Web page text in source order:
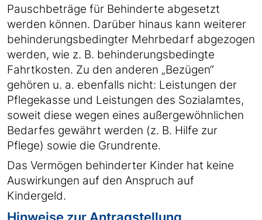
Pauschbeträge für Behinderte abgesetzt
werden können. Darüber hinaus kann weiterer
behinderungsbedingter Mehrbedarf abgezogen
werden, wie z. B. behinderungsbedingte
Fahrtkosten. Zu den anderen „Bezügen“
gehören u. a. ebenfalls nicht: Leistungen der
Pflegekasse und Leistungen des Sozialamtes,
soweit diese wegen eines außergewöhnlichen
Bedarfes gewährt werden (z. B. Hilfe zur
Pflege) sowie die Grundrente.
Das Vermögen behinderter Kinder hat keine
Auswirkungen auf den Anspruch auf
Kindergeld.